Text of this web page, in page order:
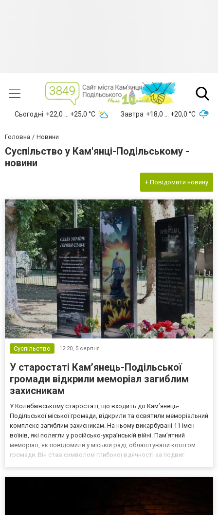
Сьогодні +22,0 ... +25,0 °С Завтра +18,0 ... +20,0 °С
Головна Новини
Суспільство у Кам'янці-Подільському -
новини
+ Повідомити новину
Суспільство 12:20, 5 серпня
У старостаті Кам’янець-Подільської
громади відкрили меморіал загиблим
захисникам
У Колибаївському старостаті, що входить до Кам’янець-
Подільської міської громади, відкрили та освятили меморіальний
комплекс загиблим захисникам. На ньому викарбувані 11 імен
воїнів, які полягли у російсько-українській війні. Пам’ятний
меморіал, як повідомили у міській раді, облаштували коштом
громади. Він став символом глибокої вдячності за подвиг